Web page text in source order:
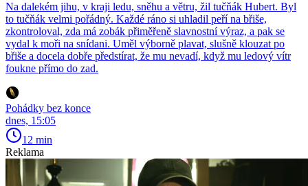
Na dalekém jihu, v kraji ledu, sněhu a větru, žil tučňák Hubert. Byl
to tučňák velmi pořádný. Každé ráno si uhladil peří na břiše,
zkontroloval, zda má zobák přiměřeně slavnostní výraz, a pak se
vydal k moři na snídani. Uměl výborně plavat, slušně klouzat po
břiše a docela dobře předstírat, že mu nevadí, když mu ledový vítr
foukne přímo do zad.
Pohádky bez konce
dnes, 15:05
12 min
Reklama